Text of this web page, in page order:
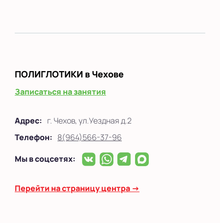
ПОЛИГЛОТИКИ в Чехове
Записаться на занятия
Адрес: г. Чехов, ул.Уездная д.2
Телефон: 8(964)566-37-96
Мы в соцсетях:
Перейти на страницу центра →